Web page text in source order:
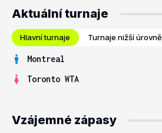
Aktuální turnaje
Hlavní turnaje Turnaje nižší úrovně
Montreal
Toronto WTA
Vzájemné zápasy